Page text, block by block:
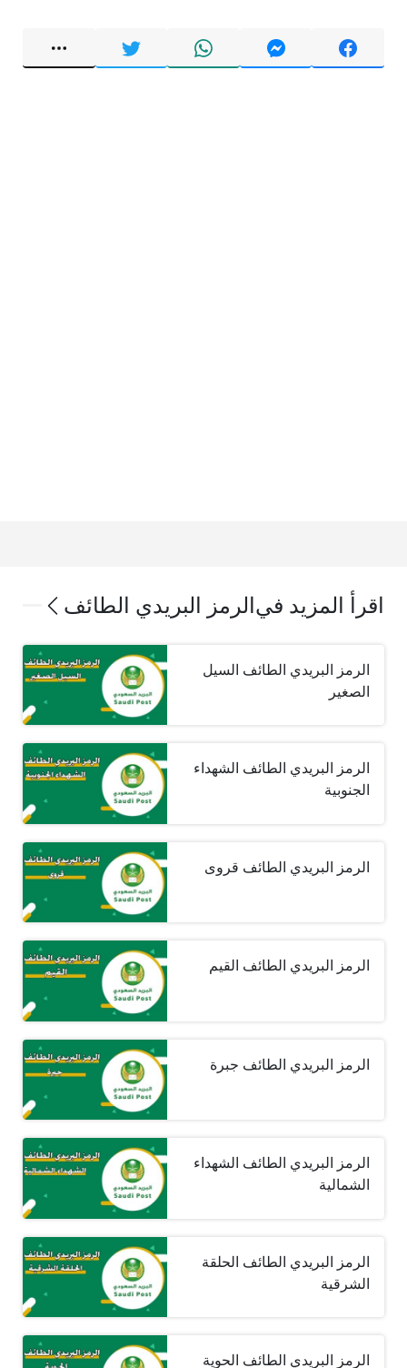
اقرأ المزيد في الرمز البريدي الطائف
الرمز البريدي الطائف السيل
الصغير
الرمز البريدي الطائف الشهداء
الجنوبية
الرمز البريدي الطائف قروى
الرمز البريدي الطائف القيم
الرمز البريدي الطائف جبرة
الرمز البريدي الطائف الشهداء
الشمالية
الرمز البريدي الطائف الحلقة
الشرقية
الرمز البريدي الطائف الحوية